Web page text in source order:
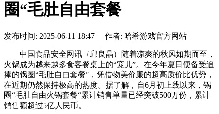
圈“毛肚自由套餐
发布时间: 2025-06-11 18:47 作者: 哈希游戏官方网站
中国食品安全网讯（邱良晶）随着凉爽的秋风如期而至，
火锅成为越来越多食客餐桌上的“宠儿”。在今年夏日便备受追
捧的锅圈“毛肚自由套餐”，凭借物美价廉的超高质价比优势，
在近期仍然保持极高的热度。据了解，自6月初上线以来，锅
圈“毛肚自由火锅套餐“累计销售单量已经突破500万份，累计
销售额超过5亿人民币。